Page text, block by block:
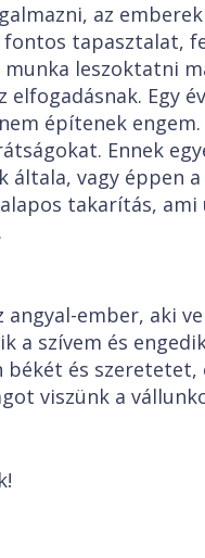
az
tapasztalat,
leszoktatni
elfogadásnak. Egy
építenek
Ennek
általa, vagy éppen
takarítás, ami
ember, aki
a szívem és
békét és
viszünk a